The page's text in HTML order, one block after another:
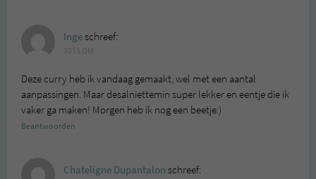
Ingeschreef:
Deze curry heb ik vandaag gemaakt, wel met een aantal
aanpassingen. Maar desalniettemin super lekker en eentje die ik
vaker ga maken! Morgen heb ik nog een beetje:)
Beantwoorden
Chateligne Dupantalon schreef: